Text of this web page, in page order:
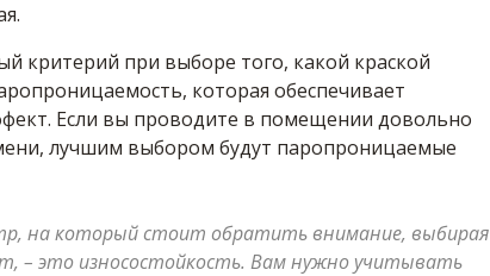
критерий при выборе того, какой краской
которая обеспечивает
Если вы проводите в помещении довольно
лучшим выбором будут паропроницаемые
на который стоит обратить внимание, выбирая
– это износостойкость. Вам нужно учитывать